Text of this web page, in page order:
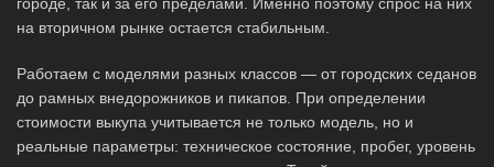
на вторичном рынке остается стабильным.
Работаем с моделями разных классов — от городских седанов
до рамных внедорожников и пикапов. При определении
стоимости выкупа учитывается не только модель, но и
реальные параметры: техническое состояние, пробег, уровень